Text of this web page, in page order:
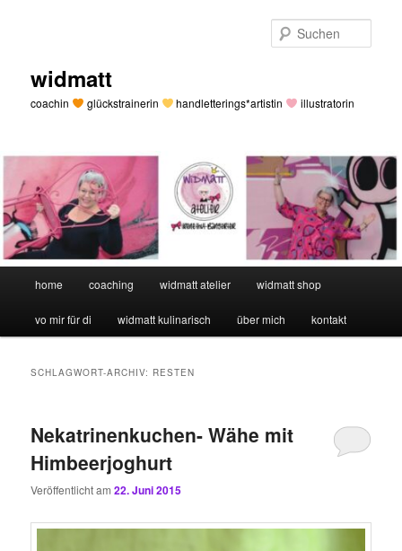
widmatt
coachin glückstrainerin handletterings*artistin illustratorin
home coaching widmatt atelier widmatt shop
vo mir für di widmatt kulinarisch über mich kontakt
SCHLAGWORT-ARCHIV: RESTEN
Nekatrinenkuchen- Wähe mit
Himbeerjoghurt
Veröffentlicht am22. Juni 2015